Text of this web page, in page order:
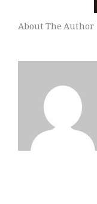
About The Author